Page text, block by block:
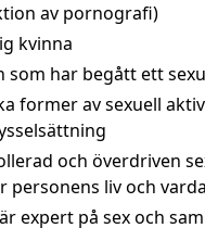
av pornografi)
kvinna
som har begått ett
former av sexuell
och överdriven
personens liv och
expert på sex och